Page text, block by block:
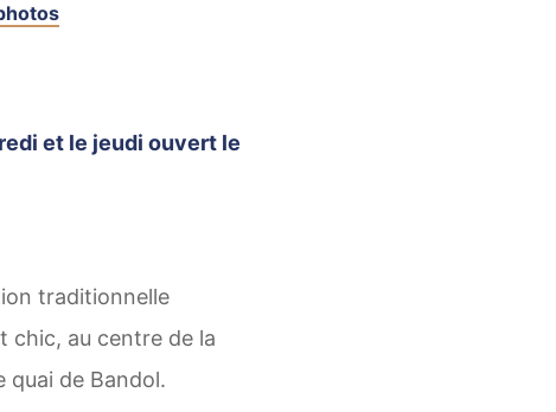
et le jeudi ouvert le
traditionnelle
chic, au centre de la
quai de Bandol.